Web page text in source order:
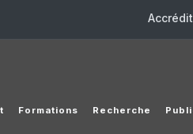
Formations Recherche